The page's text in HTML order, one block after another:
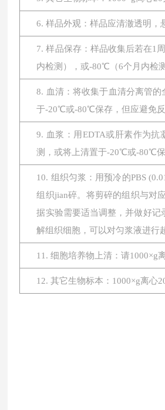
6. 样品外观：样品应清澈透明，
7. 样品保存：样品收集后若在1
内检测），或-80℃（6个月内检
8. 血清：将收集于血清分离管
于-20℃或-80℃保存，但应避免反
9. 血浆：用EDTA或肝素作为
测，或将上清置于-20℃或-80℃保
10. 组织匀浆：用预冷的PBS
组织jian碎。将剪碎的组织与对
据实验需要适当调整，并做好记
解组织细胞，可以对匀浆液进行
11. 细胞培养物上清：请
12. 其它生物标本：1000×g离心